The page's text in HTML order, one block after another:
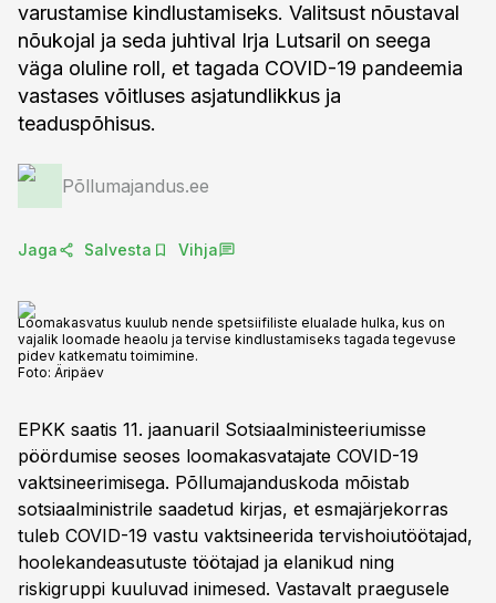
varustamise kindlustamiseks. Valitsust nõustaval
nõukojal ja seda juhtival Irja Lutsaril on seega
väga oluline roll, et tagada COVID-19 pandeemia
vastases võitluses asjatundlikkus ja
teaduspõhisus.
Põllumajandus.ee
Jaga Salvesta Vihja
Loomakasvatus kuulub nende spetsiifiliste elualade hulka, kus on
vajalik loomade heaolu ja tervise kindlustamiseks tagada tegevuse
pidev katkematu toimimine.
Foto: Äripäev
EPKK saatis 11. jaanuaril Sotsiaalministeeriumisse
pöördumise seoses loomakasvatajate COVID-19
vaktsineerimisega. Põllumajanduskoda mõistab
sotsiaalministrile saadetud kirjas, et esmajärjekorras
tuleb COVID-19 vastu vaktsineerida tervishoiutöötajad,
hoolekandeasutuste töötajad ja elanikud ning
riskigruppi kuuluvad inimesed. Vastavalt praegusele